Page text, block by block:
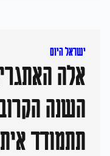
ישראל היום
אלה
השנה
תתמודד